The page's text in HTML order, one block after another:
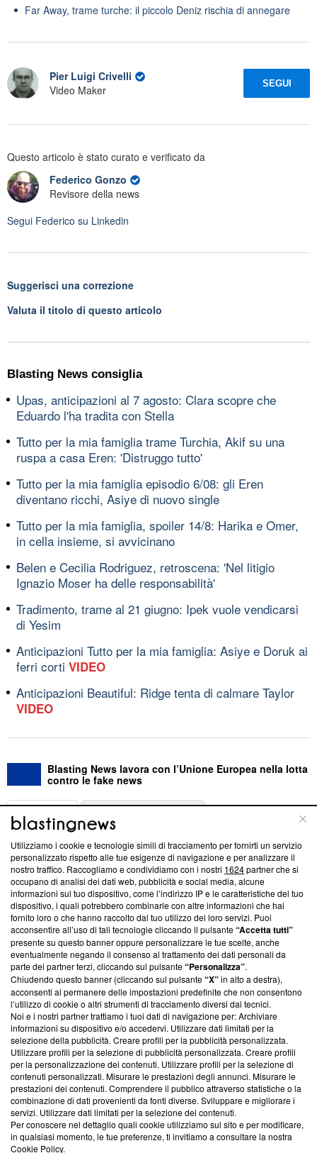
Far Away, trame turche: il piccolo Deniz rischia di annegare
Pier Luigi Crivelli
Video Maker
SEGUI
Questo articolo è stato curato e verificato da
Federico Gonzo
Revisore della news
Segui Federico su Linkedin
Suggerisci una correzione
Valuta il titolo di questo articolo
Blasting News consiglia
Upas, anticipazioni al 7 agosto: Clara scopre che
Eduardo l'ha tradita con Stella
Tutto per la mia famiglia trame Turchia, Akif su una
ruspa a casa Eren: 'Distruggo tutto'
Tutto per la mia famiglia episodio 6/08: gli Eren
diventano ricchi, Asiye di nuovo single
Tutto per la mia famiglia, spoiler 14/8: Harika e Omer,
in cella insieme, si avvicinano
Belen e Cecilia Rodriguez, retroscena: 'Nel litigio
Ignazio Moser ha delle responsabilità'
Tradimento, trame al 21 giugno: Ipek vuole vendicarsi
di Yesim
Anticipazioni Tutto per la mia famiglia: Asiye e Doruk ai
ferri corti VIDEO
Anticipazioni Beautiful: Ridge tenta di calmare Taylor
VIDEO
Blasting News lavora con l’Unione Europea nella lotta
contro le fake news
ABOUT
Questa sezione offre informazioni trasparenti su Blasting
News, sui nostri processi editoriali e su come ci impegniamo a
creare news di qualità. Inoltre, afferma la nostra aderenza a
‘Trust Project - News with Integrity’Blasting News non è
ancora membro del programma, ma ha richiesto di farne
parte; Trust Project non ha ancora effettuato una verifica di
conformità agli standard.
Su di noi
Team editoriale
Corporate
Redazione
Informativa Privacy
Cookie Policy
Blasting SA, IDI CHE-247.845.224, Via Carlo Frasca, 3 - 6900
Lugano (Svizzera) Tel:+39 0690258937
Utilizziamo i cookie e tecnologie simili di tracciamento per fornirti un servizio
personalizzato rispetto alle tue esigenze di navigazione e per analizzare il
nostro traffico. Raccogliamo e condividiamo con i nostri 1624partner che si
occupano di analisi dei dati web, pubblicità e social media, alcune
informazioni sul tuo dispositivo, come l’indirizzo IP e le caratteristiche del tuo
dispositivo, i quali potrebbero combinarle con altre informazioni che hai
fornito loro o che hanno raccolto dal tuo utilizzo dei loro servizi. Puoi
acconsentire all’uso di tali tecnologie cliccando il pulsante“Accetta tutti”
presente su questo banner oppure personalizzare le tue scelte, anche
eventualmente negando il consenso al trattamento dei dati personali da
parte dei partner terzi, cliccando sul pulsante“Personalizza”.
Chiudendo questo banner (cliccando sul pulsante“X”in alto a destra),
acconsenti al permanere delle impostazioni predefinite che non consentono
l’utilizzo di cookie o altri strumenti di tracciamento diversi dai tecnici.
Noi e i nostri partner trattiamo i tuoi dati di navigazione per: Archiviare
informazioni su dispositivo e/o accedervi. Utilizzare dati limitati per la
selezione della pubblicità. Creare profili per la pubblicità personalizzata.
Utilizzare profili per la selezione di pubblicità personalizzata. Creare profili
per la personalizzazione dei contenuti. Utilizzare profili per la selezione di
contenuti personalizzati. Misurare le prestazioni degli annunci. Misurare le
prestazioni dei contenuti. Comprendere il pubblico attraverso statistiche o la
combinazione di dati provenienti da fonti diverse. Sviluppare e migliorare i
servizi. Utilizzare dati limitati per la selezione dei contenuti.
Per conoscere nel dettaglio quali cookie utilizziamo sul sito e per modificare,
in qualsiasi momento, le tue preferenze, ti invitiamo a consultare la nostra
Cookie Policy.